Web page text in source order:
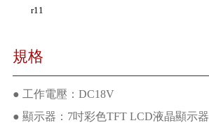
r11
規格
● 工作電壓：DC18V
● 顯示器：7吋彩色TFT LCD液晶顯示器